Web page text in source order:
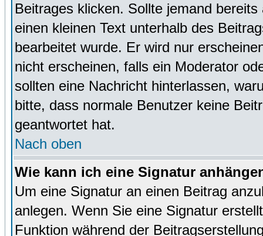
Beitrages klicken. Sollte jemand
einen kleinen Text unterhalb des
bearbeitet wurde. Er wird nur
nicht erscheinen, falls ein Moderator
sollten eine Nachricht hinterlassen,
bitte, dass normale Benutzer keine
geantwortet hat.
Nach oben
Wie kann ich eine Signatur
Um eine Signatur an einen Beitrag
anlegen. Wenn Sie eine Signatur
Funktion während der